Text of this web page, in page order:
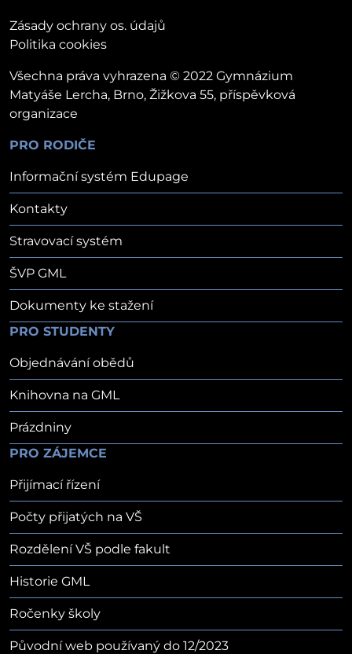
PRO RODIČE
Informační systém Edupage
Kontakty
Stravovací systém
ŠVP GML
Dokumenty ke stažení
PRO STUDENTY
Objednávání obědů
Knihovna na GML
Prázdniny
PRO ZÁJEMCE
Přijímací řízení
Počty přijatých na VŠ
Rozdělení VŠ podle fakult
Historie GML
Ročenky školy
Původní web používaný do 12/2023
Zásady ochrany os. údajů
Politika cookies
Všechna práva vyhrazena © 2022 Gymnázium
Matyáše Lercha, Brno, Žižkova 55, příspěvková
organizace